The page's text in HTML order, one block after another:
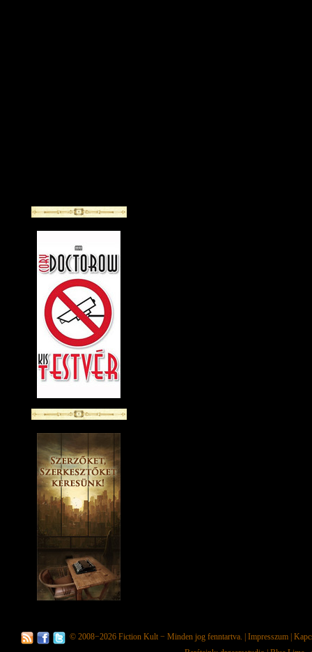
© 2008−2026 Fiction Kult − Minden jog fenntartva. | Impresszum